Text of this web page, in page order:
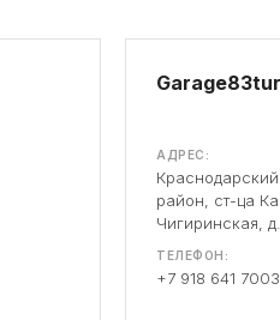
АДРЕС:
район, ст-ца
Чигиринская,
ТЕЛЕФОН:
+7 918 641 7003